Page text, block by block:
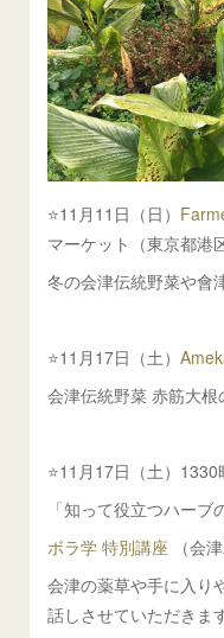
⭐️11月11日（日）
マーケット（東京都港
冬の会津伝統野菜や會
⭐️11月17日（土）
会津伝統野菜 赤筋大根
⭐️11月17日（土）1330
「知って役立つハーブ
ボラ学 特別講座 （会
会津の薬草や手に入り
話しさせていただきま